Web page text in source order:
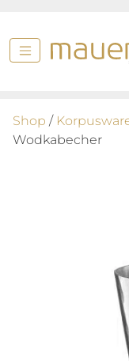
Shop /
Wodkabecher